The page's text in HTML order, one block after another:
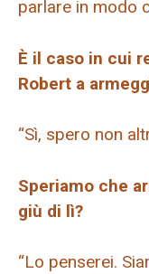
parlare in modo
È il caso in cui
Robert a
“Sì, spero non
Speriamo che
giù di lì?
“Lo penserei.